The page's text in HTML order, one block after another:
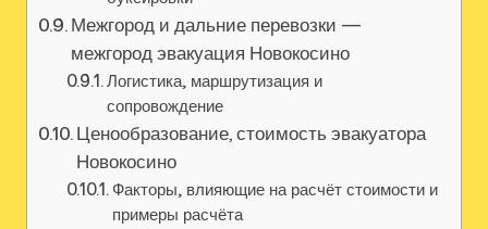
Межгород и дальние перевозки —
межгород эвакуация Новокосино
Логистика‚ маршрутизация и
сопровождение
Ценообразование, стоимость эвакуатора
Новокосино
Факторы‚ влияющие на расчёт стоимости и
примеры расчёта